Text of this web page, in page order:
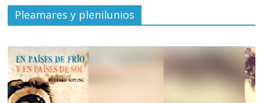
Pleamares y plenilunios